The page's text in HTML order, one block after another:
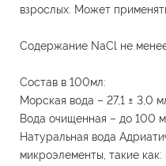
взрослых. Может
Содержание NaCl не
Состав в 100мл:
Морская вода – 27,1 ± 3,0
Вода очищенная – до 100
Натуральная вода
микроэлементы, такие